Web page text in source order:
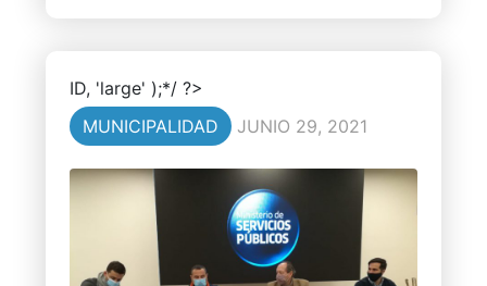
ID, 'large' );*/ ?>
MUNICIPALIDAD
JUNIO 29, 2021